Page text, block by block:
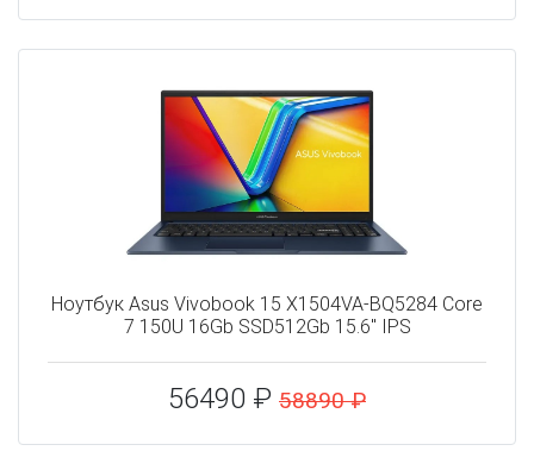
Ноутбук Asus Vivobook 15 X1504VA-BQ5284 Core
7 150U 16Gb SSD512Gb 15.6" IPS
56490 ₽ 58890 ₽